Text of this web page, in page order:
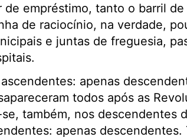
empréstimo, tanto o barril
de raciocínio, na verdade,
e juntas de freguesia,
apenas
todos após as
também, nos descendentes
apenas descendentes.